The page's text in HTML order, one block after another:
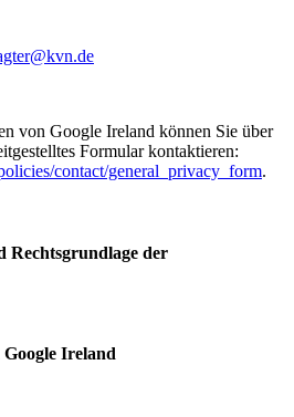
von Google Ireland können Sie über
Formular kontaktieren:
contact/general_privacy_form.
der
Ireland